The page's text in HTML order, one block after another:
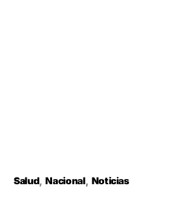
Salud Nacional Noticias